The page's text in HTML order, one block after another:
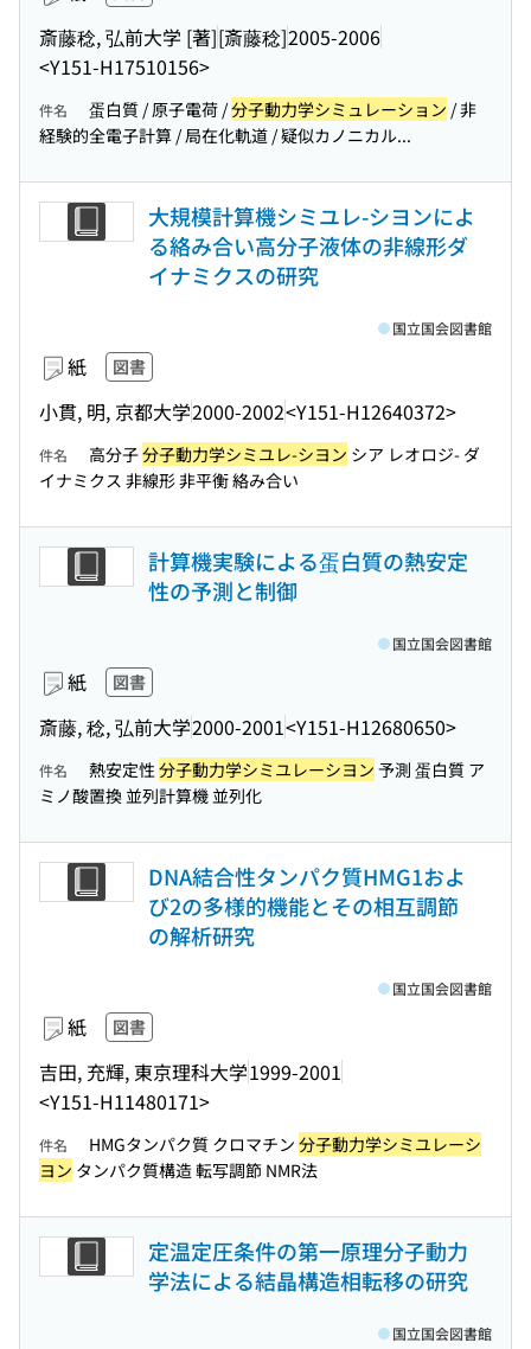
斎藤稔, 弘前大学 [著][斎藤稔]2005-2006
<Y151-H17510156>
件名 蛋白質 / 原子電荷 /分子動力学シミュレーション / 非
経験的全電子計算 / 局在化軌道 / 疑似カノニカル...
大規模計算機シミユレ-シヨンによ
る絡み合い高分子液体の非線形ダ
イナミクスの研究
紙 図書
小貫, 明, 京都大学2000-2002<Y151-H12640372>
国立国会図書館
件名 高分子分子動力学シミユレ-シヨン シア レオロジ- ダ
イナミクス 非線形 非平衡 絡み合い
計算機実験による蛋白質の熱安定
性の予測と制御
紙 図書
斎藤, 稔, 弘前大学2000-2001<Y151-H12680650>
国立国会図書館
件名 熱安定性分子動力学シミユレーシヨン 予測 蛋白質 ア
ミノ酸置換 並列計算機 並列化
DNA結合性タンパク質HMG1およ
び2の多様的機能とその相互調節
の解析研究
紙 図書
吉田, 充輝, 東京理科大学1999-2001
<Y151-H11480171>
国立国会図書館
件名 HMGタンパク質 クロマチン 分子動力学シミユレーシ
ヨン タンパク質構造 転写調節 NMR法
定温定圧条件の第一原理分子動力
学法による結晶構造相転移の研究
国立国会図書館